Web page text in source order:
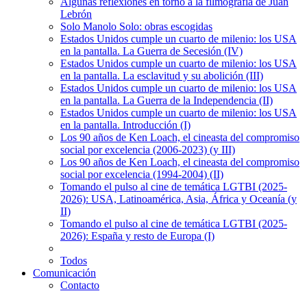
Lebrón
Solo Manolo Solo: obras escogidas
Estados Unidos cumple un cuarto de milenio: los USA
en la pantalla. La Guerra de Secesión (IV)
Estados Unidos cumple un cuarto de milenio: los USA
en la pantalla. La esclavitud y su abolición (III)
Estados Unidos cumple un cuarto de milenio: los USA
en la pantalla. La Guerra de la Independencia (II)
Estados Unidos cumple un cuarto de milenio: los USA
en la pantalla. Introducción (I)
Los 90 años de Ken Loach, el cineasta del compromiso
social por excelencia (2006-2023) (y III)
Los 90 años de Ken Loach, el cineasta del compromiso
social por excelencia (1994-2004) (II)
Tomando el pulso al cine de temática LGTBI (2025-
2026): USA, Latinoamérica, Asia, África y Oceanía (y
II)
Tomando el pulso al cine de temática LGTBI (2025-
2026): España y resto de Europa (I)
Todos
Comunicación
Contacto